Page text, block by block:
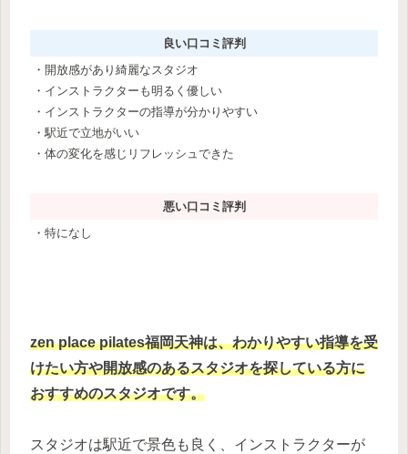
良い口コミ評判
・開放感があり綺麗なスタジオ
・インストラクターも明るく優しい
・インストラクターの指導が分かりやすい
・駅近で立地がいい
・体の変化を感じリフレッシュできた
悪い口コミ評判
・特になし
zen place pilates福岡天神は、わかりやすい指導を受
けたい方や開放感のあるスタジオを探している方に
おすすめのスタジオです。
スタジオは駅近で景色も良く、インストラクターが